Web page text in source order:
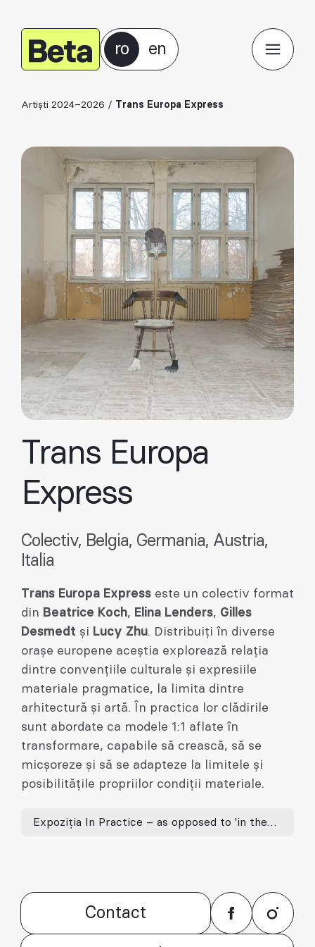
ro en
Artiști 2024–2026 / Trans Europa Express
Trans Europa
Express
Colectiv, Belgia, Germania, Austria,
Italia
Trans Europa Express este un colectiv format
din Beatrice Koch, Elina Lenders, Gilles
Desmedt și Lucy Zhu. Distribuiți în diverse
orașe europene aceștia explorează relația
dintre convențiile culturale și expresiile
materiale pragmatice, la limita dintre
arhitectură și artă. În practica lor clădirile
sunt abordate ca modele 1:1 aflate în
transformare, capabile să crească, să se
micșoreze și să se adapteze la limitele și
posibilitățile propriilor condiții materiale.
Expoziția In Practice – as opposed to 'in theory'
Contact